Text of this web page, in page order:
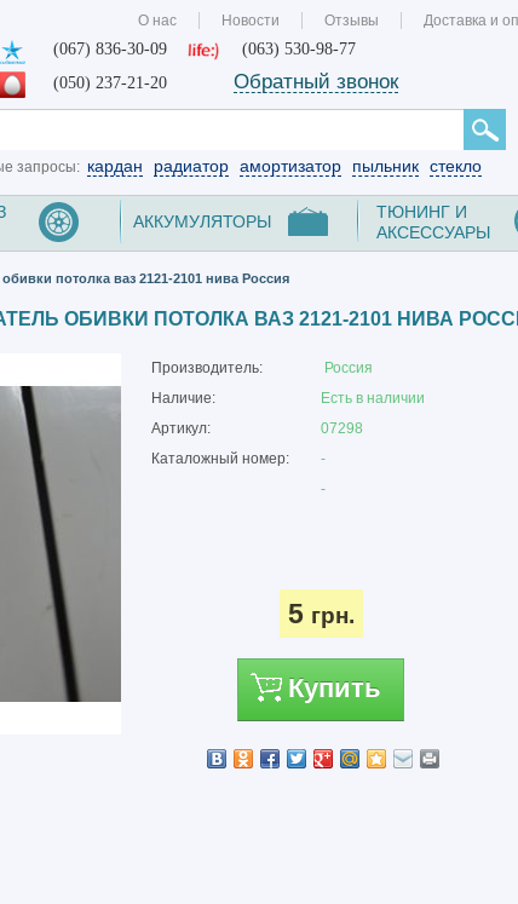
О нас Новости Отзывы Доставка и
(067) 836-30-09
(063) 530-98-77
(050) 237-21-20
Обратный звонок
запросы: кардан радиатор амортизатор пыльник стекло
АККУМУЛЯТОРЫ
ТЮНИНГ И
АКСЕССУАРЫ
потолка ваз 2121-2101 нива Россия
ОБИВКИ ПОТОЛКА ВАЗ 2121-2101 НИВА
Производитель:
Россия
Наличие:
Есть в наличии
Артикул:
07298
Каталожный номер:
-
-
5 грн.
Купить